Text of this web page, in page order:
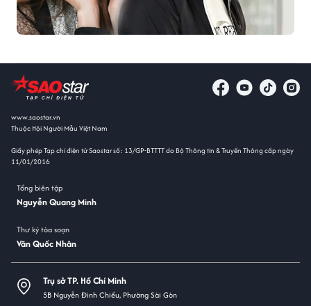
www.saostar.vn
Thuộc Hội Người Mẫu Việt Nam
Giấy phép Tạp chí điện tử Saostar số: 13/GP-BTTTT do Bộ Thông tin & Truyền Thông cấp ngày
11/01/2016
Tổng biên tập
Nguyễn Quang Minh
Thư ký tòa soạn
Văn Quốc Nhân
Trụ sở TP. Hồ Chí Minh
5B Nguyễn Đình Chiểu, Phường Sài Gòn